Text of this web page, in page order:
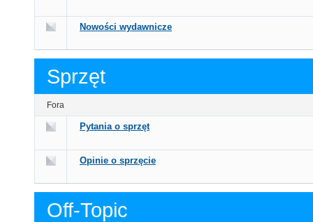
Nowości wydawnicze
Sprzęt
Fora
Pytania o sprzęt
Opinie o sprzęcie
Off-Topic